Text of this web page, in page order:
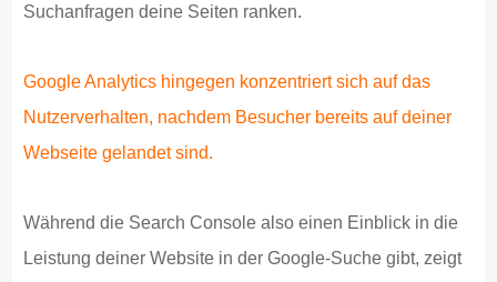
Suchanfragen deine Seiten ranken.
Google Analytics hingegen konzentriert sich auf das
Nutzerverhalten, nachdem Besucher bereits auf deiner
Webseite gelandet sind.
Während die Search Console also einen Einblick in die
Leistung deiner Website in der Google-Suche gibt, zeigt